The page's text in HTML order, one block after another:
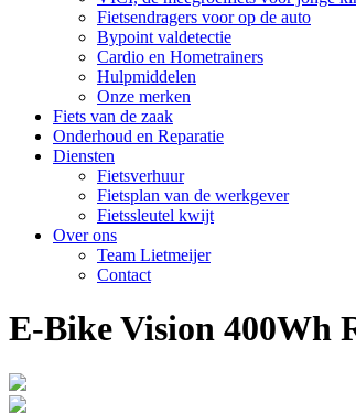
Fietsendragers voor op de auto
Bypoint valdetectie
Cardio en Hometrainers
Hulpmiddelen
Onze merken
Fiets van de zaak
Onderhoud en Reparatie
Diensten
Fietsverhuur
Fietsplan van de werkgever
Fietssleutel kwijt
Over ons
Team Lietmeijer
Contact
E-Bike Vision 400Wh